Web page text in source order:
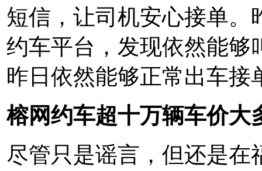
短信，让司机安心接单。
约车平台，发现依然能够
昨日依然能够正常出车接
榕网约车超十万辆车价大
尽管只是谣言，但还是在